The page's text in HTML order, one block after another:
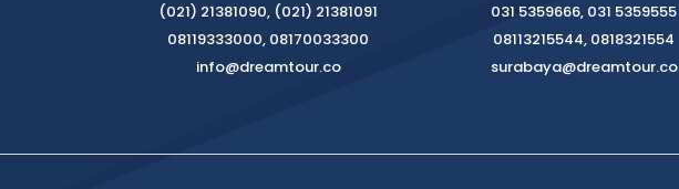
(021) 21381090, (021) 21381091
08119333000, 08170033300
info@dreamtour.co
031 5359666, 031 5359555
08113215544, 0818321554
surabaya@dreamtour.co